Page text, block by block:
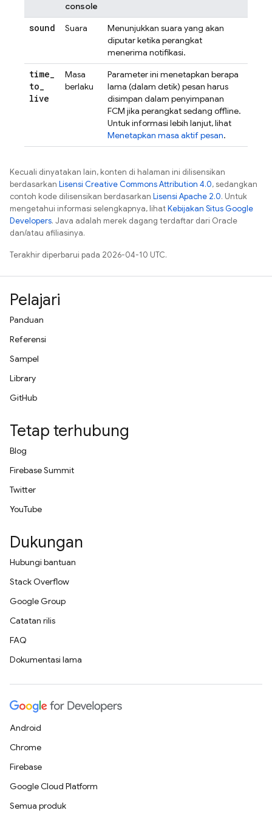
console
sound Suara
Menunjukkan suara yang akan
diputar ketika perangkat
menerima notifikasi.
time_
to_
live
Masa
berlaku
Parameter ini menetapkan berapa
lama (dalam detik) pesan harus
disimpan dalam penyimpanan
FCM jika perangkat sedang offline.
Untuk informasi lebih lanjut, lihat
Menetapkan masa aktif pesan.
Kecuali dinyatakan lain, konten di halaman ini dilisensikan
berdasarkan Lisensi Creative Commons Attribution 4.0, sedangkan
contoh kode dilisensikan berdasarkan Lisensi Apache 2.0. Untuk
mengetahui informasi selengkapnya, lihatKebijakan Situs Google
Developers. Java adalah merek dagang terdaftar dari Oracle
dan/atau afiliasinya.
Terakhir diperbarui pada 2026-04-10 UTC.
Pelajari
Panduan
Referensi
Sampel
Library
GitHub
Tetap terhubung
Blog
Firebase Summit
Twitter
YouTube
Dukungan
Hubungi bantuan
Stack Overflow
Google Group
Catatan rilis
FAQ
Dokumentasi lama
Android
Chrome
Firebase
Google Cloud Platform
Semua produk